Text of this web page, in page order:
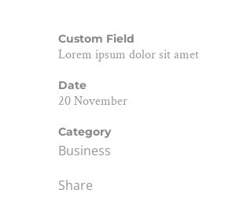
Custom Field
Lorem ipsum dolor sit amet
Date
20 November
Category
Business
Share